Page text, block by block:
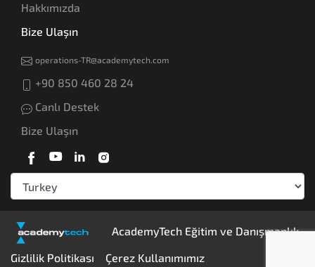
Hakkımızda
Bize Ulaşın
operations-TR@academytech.com
+90 850 460 28 24
Canlı Destek
Bize Ulaşın
AcademyTech Eğitim ve Danışmanlık
Gizlilik Politikası
Çerez Kullanımımız